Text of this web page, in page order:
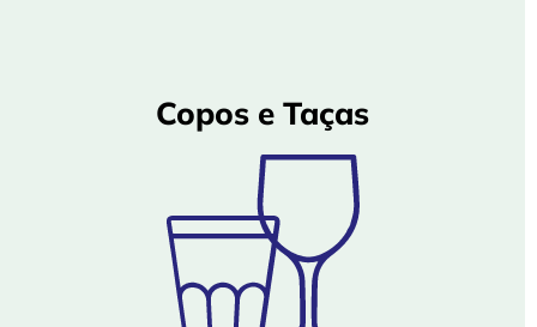
Copos e Taças